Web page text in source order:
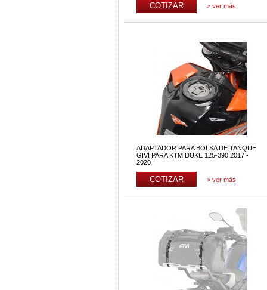
> ver más
ADAPTADOR PARA BOLSA DE TANQUE
GIVI PARA KTM DUKE 125-390 2017 -
2020
> ver más